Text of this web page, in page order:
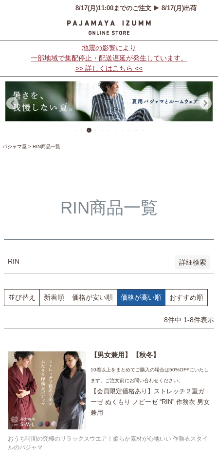
地震の影響により
一部地域で集配停止・配送遅延が発生しています。
>> 詳しくはこちら <<
パジャマ屋 RIN商品一覧
RIN商品一覧
RIN 詳細検索
〜
在庫なし商品を表示しない
商品番号/JANコード
登録順
キーワードヒット順
検索
並び替え 新着順 価格が安い順 価格が高い順 おすすめ順
8件中 1-8件表示
男女兼用 秋冬
10着以上をまとめてご購入の場合は50%OFFにいたし
ます。ご注文前にお問い合わせください。
【会員限定価格あり】ストレッチ２重ガ
ーゼ ぬくもり ノビーゼ “RIN” 作務衣 男女
兼用
おうち時間の究極のリラックスウエア！柔らか素材が心地いい 作務衣スタイ
ルのパジャマ